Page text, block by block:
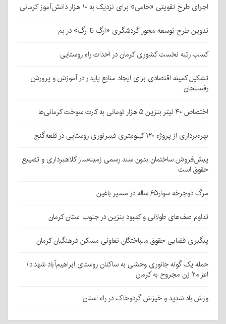
اجرای طرح تقویتی «حامی» برای نزدیک به ۱۰ هزار دانش‌آموز کرمانی
تدوین طرح توسعه محور گردشگری «ارگ تا ارگ» در بم
کسب رتبه نخست کشوری کرمان در احداث راه روستایی
تشکیل کمیته اقتصادی برای ایجاد منابع پایدار در آموزش و پرورش
رفسنجان
اختصاص ۴۰ لیتر بنزین ۵ هزار تومانی به کارت سوخت کرمانی‌ها
بهره‌برداری از پروژه ۱۲۰ کیلومتری فیبرنوری روستایی در قلعه‌گنج
پیش‌فروش ساختمان بدون سند رسمی زمینه‌ساز کلاهبرداری و تضییع
حقوق است
مرگ دوچرخه سوار۶۵ ساله در مسیر باغین
تداوم صف‌های طولانی و کمبود بنزین در جنوب استان کرمان
پیگیری قضایی حقوق مالباختگان تعاونی مسکن فرهنگیان کرمان
حمله یک گونه جانوری وحشی به ساکنان روستای ابراهیم‌آباد شهداد/
اعزام۲ زن مجروح به کرمان
وزش باد شدید و خیزش گردوخاک در راه استان